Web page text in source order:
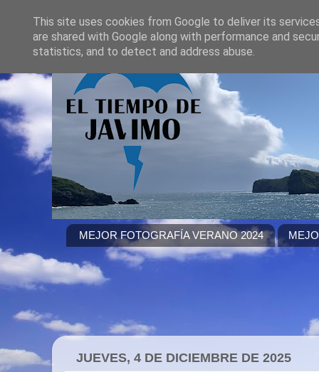
MEJOR FOTOGRAFÍA VERANO 2024
JUEVES, 4 DE DICIEMBRE DE 2025
This site uses cookies from Google to deliver its
are shared with Google along with performance and
statistics, and to detect and address abuse.